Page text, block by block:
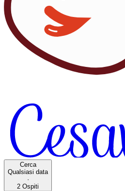
Cerca
Qualsiasi data
·
2 Ospiti